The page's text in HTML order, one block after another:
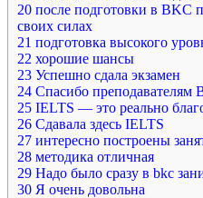
20 после подготовки в BKC
своих силах
21 подготовка высокого
22 хорошие шансы
23 Успешно сдала экзамен
24 Спасибо преподавателям
25 IELTS — это реально
26 Сдавала здесь IELTS
27 интересно построены
28 методика отличная
29 Надо было сразу в bkc
30 Я очень довольна